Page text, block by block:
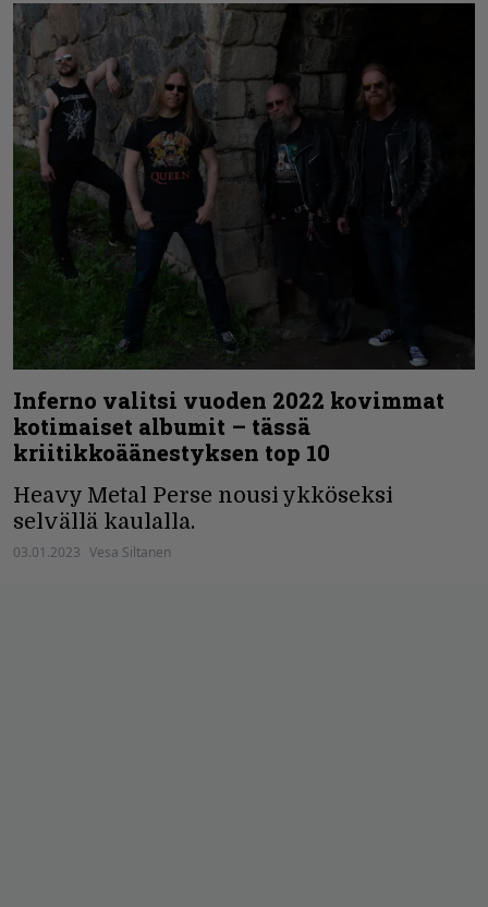
Inferno valitsi vuoden 2022 kovimmat
kotimaiset albumit – tässä
kriitikkoäänestyksen top 10
Heavy Metal Perse nousi ykköseksi
selvällä kaulalla.
03.01.2023 Vesa Siltanen